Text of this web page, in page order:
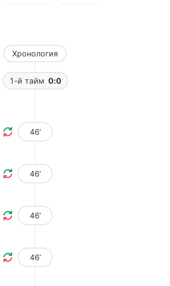
Хронология
1-й тайм 0:0
46’
46’
46’
46’